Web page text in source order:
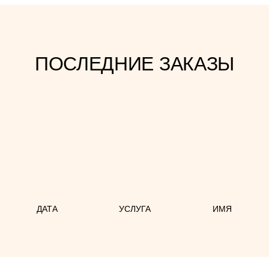
ПОСЛЕДНИЕ ЗАКАЗЫ
ДАТА УСЛУГА ИМЯ